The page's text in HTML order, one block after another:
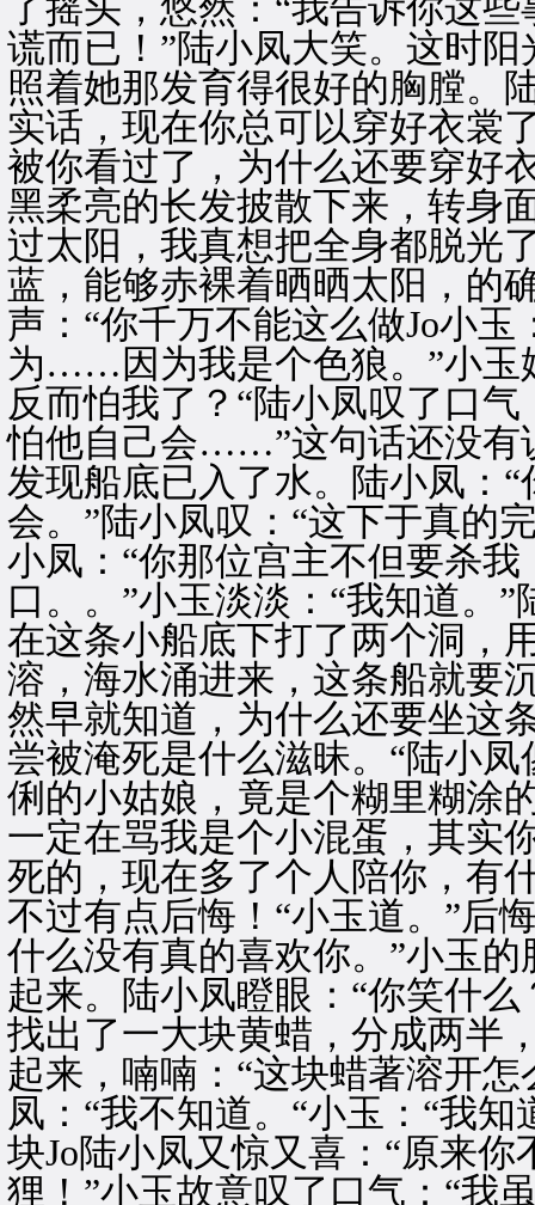
了摇头，悠然：“我告诉你这
谎而已！”陆小凤大笑。这时
照着她那发育得很好的胸膛。
实话，现在你总可以穿好衣裳
被你看过了，为什么还要穿好
黑柔亮的长发披散下来，转身
过太阳，我真想把全身都脱光
蓝，能够赤裸着晒晒太阳，的
声：“你千万不能这么做Jo小玉
为……因为我是个色狼。”小玉
反而怕我了？“陆小凤叹了口
怕他自己会……”这句话还没有
发现船底已入了水。陆小凤：
会。”陆小凤叹：“这下于真的
小凤：“你那位宫主不但要杀
口。。”小玉淡淡：“我知道。
在这条小船底下打了两个洞，
溶，海水涌进来，这条船就要
然早就知道，为什么还要坐这
尝被淹死是什么滋昧。“陆小
俐的小姑娘，竟是个糊里糊涂
一定在骂我是个小混蛋，其实
死的，现在多了个人陪你，有
不过有点后悔！“小玉道。”后
什么没有真的喜欢你。”小玉
起来。陆小凤瞪眼：“你笑什
找出了一大块黄蜡，分成两半
起来，喃喃：“这块蜡著溶开
凤：“我不知道。“小玉：“我
块Jo陆小凤又惊又喜：“原来
狸！”小玉故意叹了口气：“我